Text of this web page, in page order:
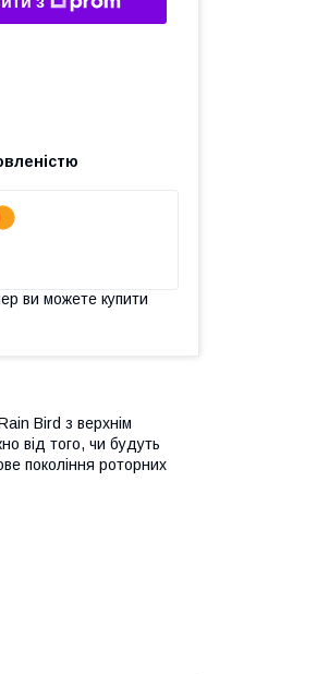
ви можете купити
Bird з верхнім
від того, чи будуть
покоління роторних